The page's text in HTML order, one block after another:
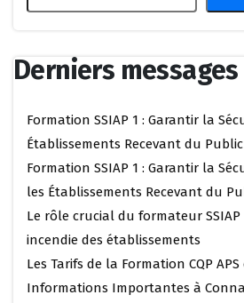
Derniers messages
Formation SSIAP 1 : Garantir la
Établissements Recevant du Public
Formation SSIAP 1 : Garantir la
les Établissements Recevant du
Le rôle crucial du formateur
incendie des établissements
Les Tarifs de la Formation CQP
Informations Importantes à